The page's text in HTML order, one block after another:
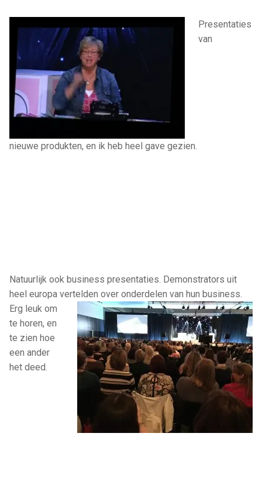
Presentaties
van
nieuwe produkten, en ik heb heel gave gezien.
Natuurlijk ook business presentaties. Demonstrators uit
heel europa vertelden over onderdelen van hun business.
Erg leuk om
te horen, en
te zien hoe
een ander
het deed.